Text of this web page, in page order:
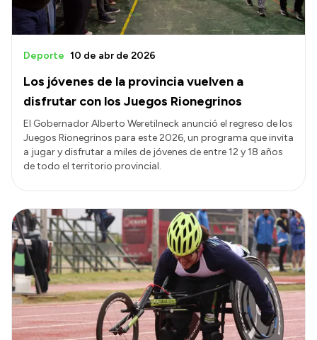
Los jóvenes de la provincia vuelven a
disfrutar con los Juegos Rionegrinos
Deporte 10 de abr de 2026
El Gobernador Alberto Weretilneck anunció el regreso de los
Juegos Rionegrinos para este 2026, un programa que invita
a jugar y disfrutar a miles de jóvenes de entre 12 y 18 años
de todo el territorio provincial.